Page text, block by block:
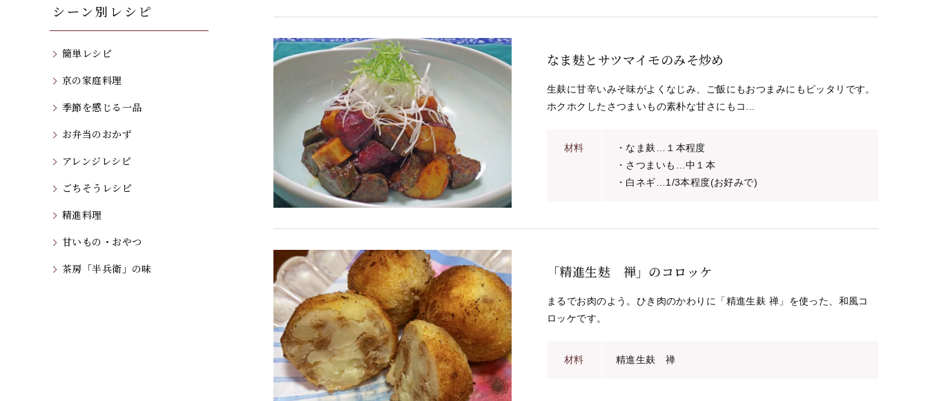
なま麸とサツマイモのみそ炒め
生麸に甘辛いみそ味がよくなじみ、ご飯にもおつまみにもピッタリです。
ホクホクしたさつまいもの素朴な甘さにもコ...
材料
・なま麸…１本程度
・さつまいも…中１本
・白ネギ…1/3本程度(お好みで)
「精進生麸 禅」のコロッケ
まるでお肉のよう。ひき肉のかわりに「精進生麸 禅」を使った、和風コ
ロッケです。
材料 精進生麸 禅
シーン別レシピ
簡単レシピ
京の家庭料理
季節を感じる一品
お弁当のおかず
アレンジレシピ
ごちそうレシピ
精進料理
甘いもの・おやつ
茶房「半兵衛」の味